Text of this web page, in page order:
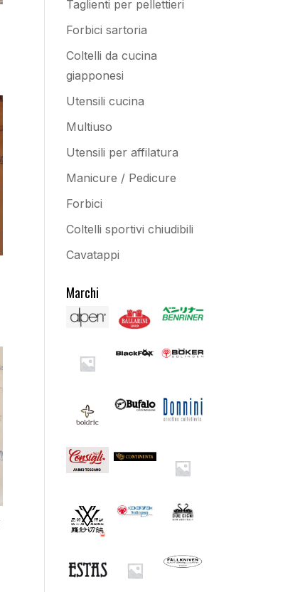
Taglienti per pellettieri
Forbici sartoria
Coltelli da cucina
giapponesi
Utensili cucina
Multiuso
Utensili per affilatura
Manicure / Pedicure
Forbici
Coltelli sportivi chiudibili
Cavatappi
Marchi